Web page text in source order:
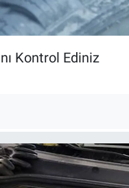
Kontrol Ediniz